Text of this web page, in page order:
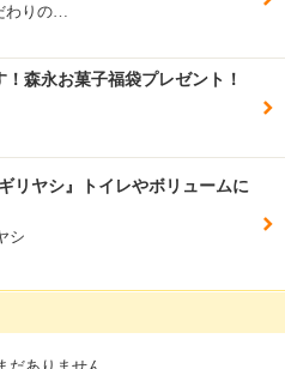
わりの…
！森永お菓子福袋プレゼント！
リヤシ』トイレやボリュームに
シ